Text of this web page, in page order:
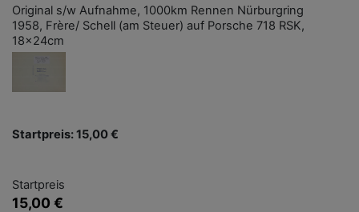
Original s/w Aufnahme, 1000km Rennen Nürburgring
1958, Frère/ Schell (am Steuer) auf Porsche 718 RSK,
18x24cm
Startpreis: 15,00 €
Startpreis
15,00 €